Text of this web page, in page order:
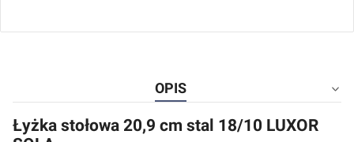
OPIS
Łyżka stołowa 20,9 cm stal 18/10 LUXOR